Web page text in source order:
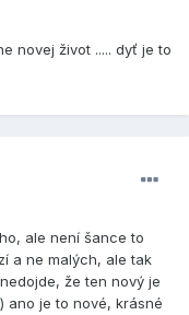
novej život ..... dyť je to
ale není šance to
a ne malých, ale tak
že ten nový je
ano je to nové, krásné